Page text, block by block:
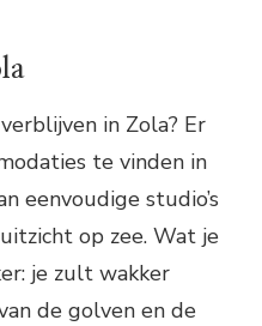
in Zola? Er
te vinden in
eenvoudige studio’s
op zee. Wat je
je zult wakker
de golven en de